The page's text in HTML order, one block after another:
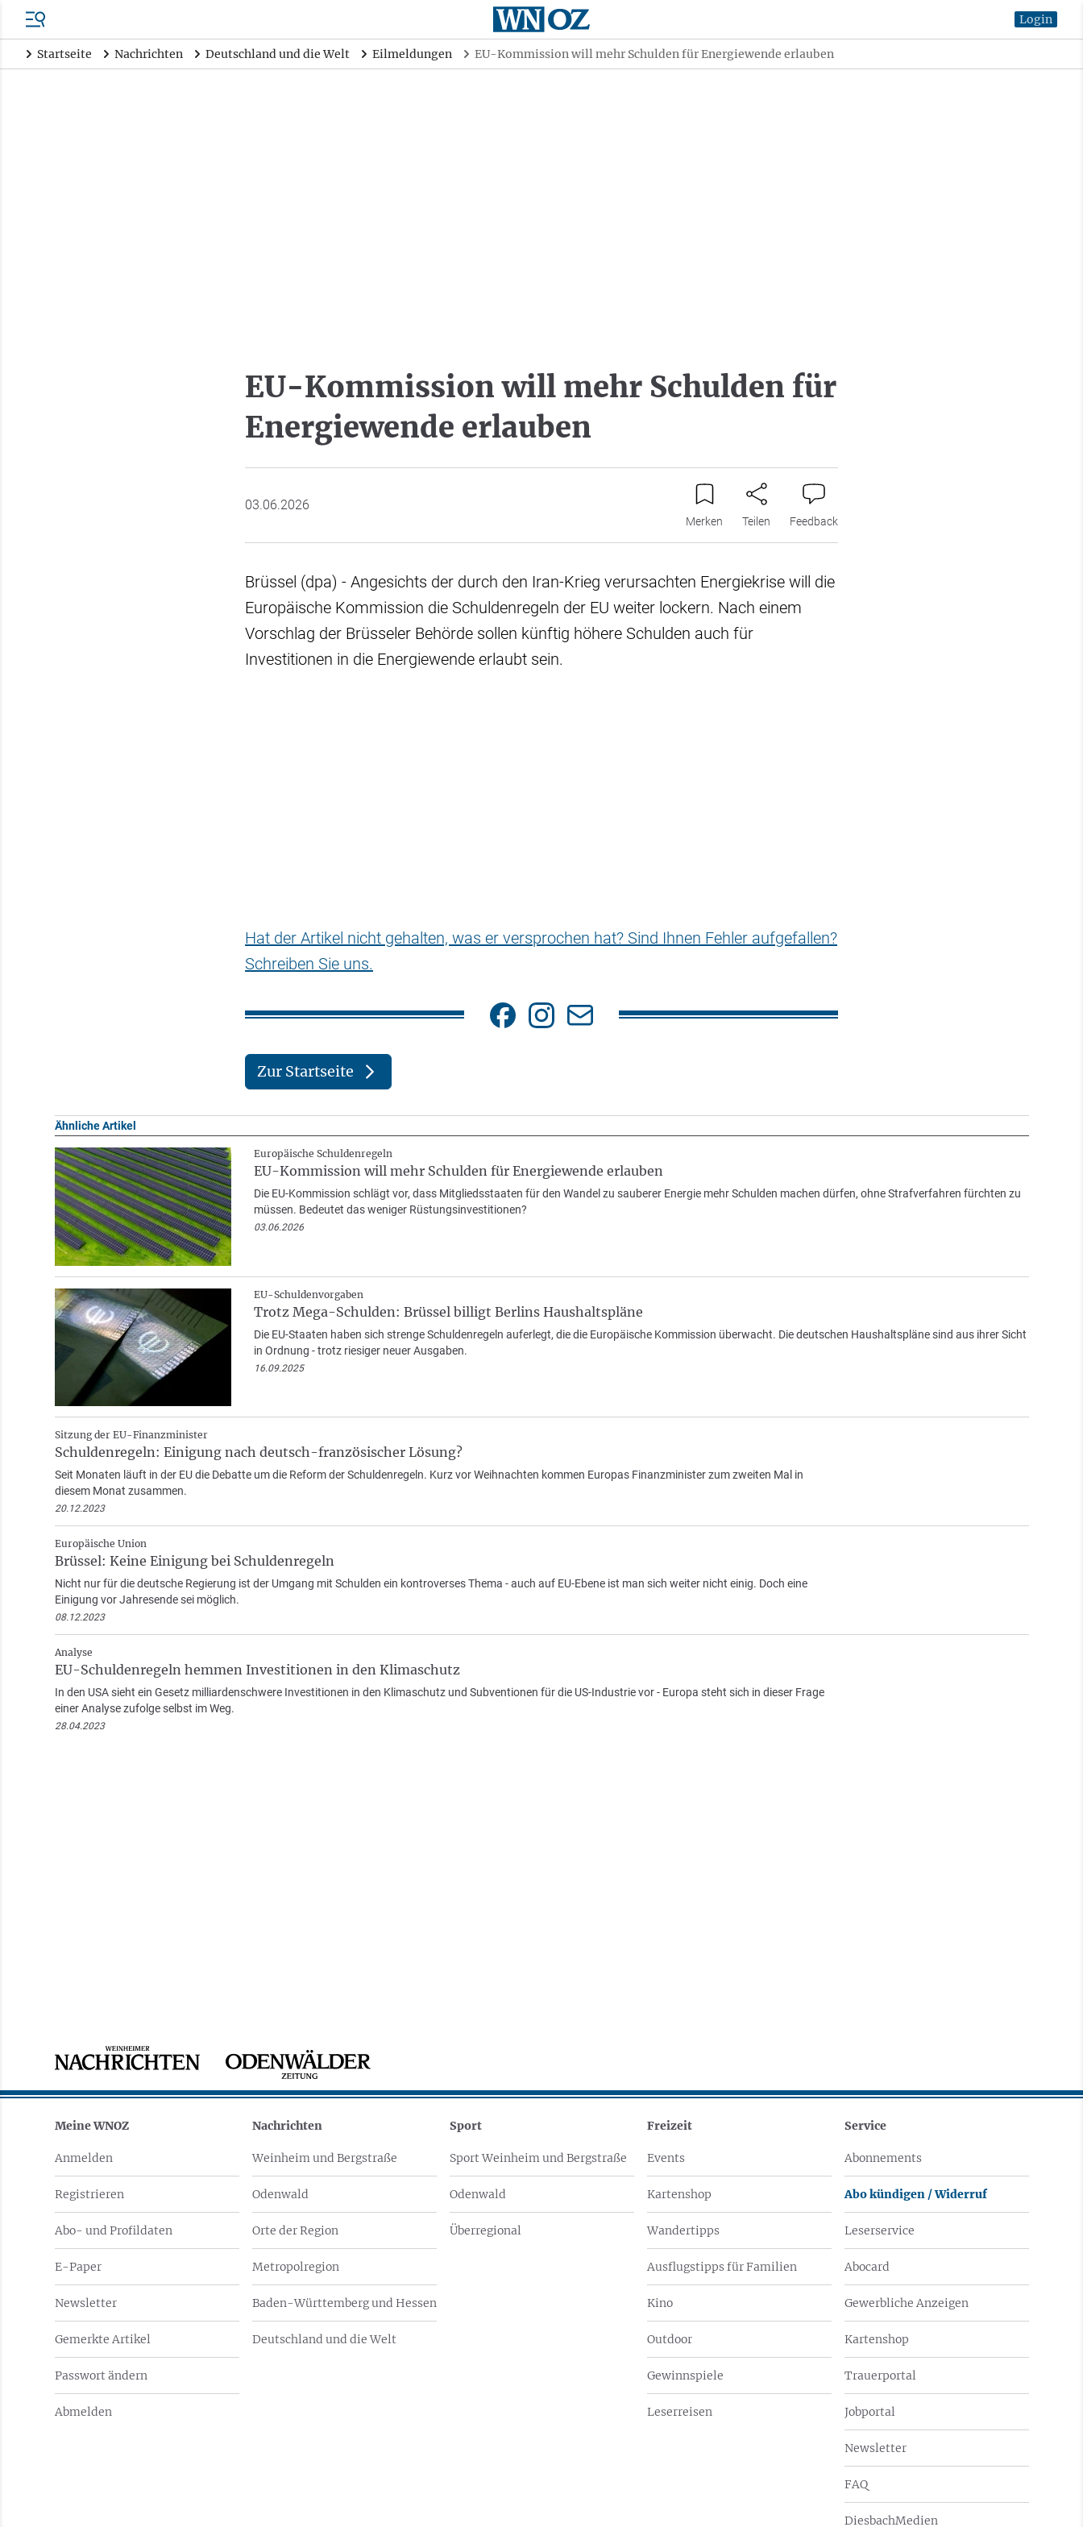
Login
Startseite Nachrichten Deutschland und die Welt Eilmeldungen EU-Kommission will mehr Schulden für Energiewende erlauben
EU-Kommission will mehr Schulden für
Energiewende erlauben
03.06.2026
Merken Teilen Feedback
Brüssel (dpa) - Angesichts der durch den Iran-Krieg verursachten Energiekrise will die
Europäische Kommission die Schuldenregeln der EU weiter lockern. Nach einem
Vorschlag der Brüsseler Behörde sollen künftig höhere Schulden auch für
Investitionen in die Energiewende erlaubt sein.
Hat der Artikel nicht gehalten, was er versprochen hat? Sind Ihnen Fehler aufgefallen?
Schreiben Sie uns.
Zur Startseite
Ähnliche Artikel
Europäische Schuldenregeln
EU-Kommission will mehr Schulden für Energiewende erlauben
Die EU-Kommission schlägt vor, dass Mitgliedsstaaten für den Wandel zu sauberer Energie mehr Schulden machen dürfen, ohne Strafverfahren fürchten zu
müssen. Bedeutet das weniger Rüstungsinvestitionen?
03.06.2026
EU-Schuldenvorgaben
Trotz Mega-Schulden: Brüssel billigt Berlins Haushaltspläne
Die EU-Staaten haben sich strenge Schuldenregeln auferlegt, die die Europäische Kommission überwacht. Die deutschen Haushaltspläne sind aus ihrer Sicht
in Ordnung - trotz riesiger neuer Ausgaben.
16.09.2025
Sitzung der EU-Finanzminister
Schuldenregeln: Einigung nach deutsch-französischer Lösung?
Seit Monaten läuft in der EU die Debatte um die Reform der Schuldenregeln. Kurz vor Weihnachten kommen Europas Finanzminister zum zweiten Mal in
diesem Monat zusammen.
20.12.2023
Europäische Union
Brüssel: Keine Einigung bei Schuldenregeln
Nicht nur für die deutsche Regierung ist der Umgang mit Schulden ein kontroverses Thema - auch auf EU-Ebene ist man sich weiter nicht einig. Doch eine
Einigung vor Jahresende sei möglich.
08.12.2023
Analyse
EU-Schuldenregeln hemmen Investitionen in den Klimaschutz
In den USA sieht ein Gesetz milliardenschwere Investitionen in den Klimaschutz und Subventionen für die US-Industrie vor - Europa steht sich in dieser Frage
einer Analyse zufolge selbst im Weg.
28.04.2023
Meine WNOZ
Anmelden
Registrieren
Abo- und Profildaten
E-Paper
Newsletter
Gemerkte Artikel
Passwort ändern
Abmelden
Nachrichten
Weinheim und Bergstraße
Odenwald
Orte der Region
Metropolregion
Baden-Württemberg und Hessen
Deutschland und die Welt
Sport
Sport Weinheim und Bergstraße
Odenwald
Überregional
Freizeit
Events
Kartenshop
Wandertipps
Ausflugstipps für Familien
Kino
Outdoor
Gewinnspiele
Leserreisen
Service
Abonnements
Abo kündigen / Widerruf
Leserservice
Abocard
Gewerbliche Anzeigen
Kartenshop
Trauerportal
Jobportal
Newsletter
FAQ
DiesbachMedien